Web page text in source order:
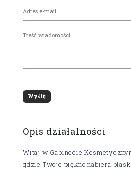
Opis działalności
Witaj w Gabinecie
gdzie Twoje piękno nabiera